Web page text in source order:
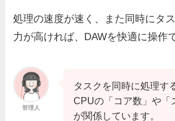
処理の速度が速く、また同時にタ
力が高ければ、DAWを快適に操作
管理人
タスクを同時に処理す
CPUの「コア数」や「
が関係しています。